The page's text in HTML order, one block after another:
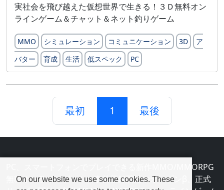
実社会を飛び越えた仮想世界で生きる！３Ｄ無料オン
ラインゲーム＆チャット＆ネット釣りゲーム
MMO シミュレーション コミュニケーション 3D
ア
バター
育成 生活 低スペック PC
最初 1 最後
PC、スマートフォンでプレイできる新作MMO/MMORPG
無料オンラインゲームの事前登録開始やオープンβ、正式
On our website we use some cookies. These